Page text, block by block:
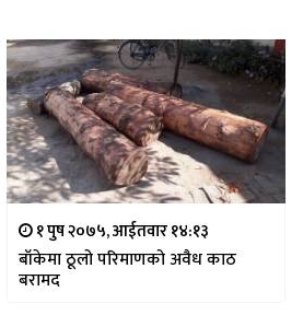
१ पुष २०७५, आईतवार १४:१३
बाँकेमा ठूलो परिमाणको अवैध काठ
बरामद